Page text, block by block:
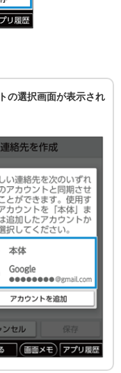
の選択画面が表示され